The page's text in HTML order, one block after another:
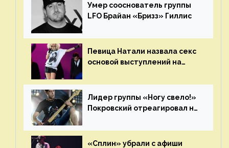
Умер сооснователь группы
LFO Брайан «Бризз» Гиллис
Певица Натали назвала секс
основой выступлений на
Лидер группы «Ногу свело!»
Покровский отреагировал на
«Сплин» убрали с афиши